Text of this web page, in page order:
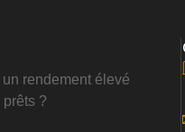
rendement élevé
?